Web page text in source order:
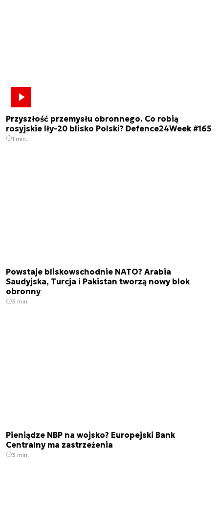
Przyszłość przemysłu obronnego. Co robią
rosyjskie Iły-20 blisko Polski? Defence24Week #165
1 min.
Powstaje bliskowschodnie NATO? Arabia
Saudyjska, Turcja i Pakistan tworzą nowy blok
obronny
3 min.
Pieniądze NBP na wojsko? Europejski Bank
Centralny ma zastrzeżenia
3 min.